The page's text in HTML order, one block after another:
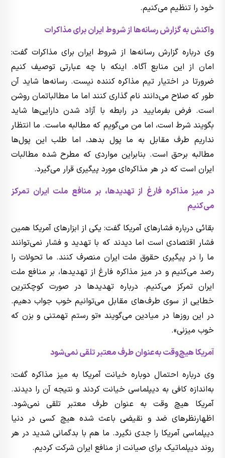
خود را تنظیم می‌کنیم.
واکنش به گزارش رسانه‌ها از شروط ایران برای مذاکرات
وی درباره گزارش رسانه‌ها از شروط ایران برای مذاکرات گفت:
امان از این منابع آگاه. اینکه با چه عبارتی توصیف کنیم
ضرورتا در اختیار تیم مذاکره کننده نیست. رسانه‌ها شاید آن
طور که صلاح می‌دانند نام گذاری کنند اما ما مطالباتمان روشن
است. فرض بفرمایید در رابطه با آزاد شدن دارایی‌ها شاید
بگویند شرط است، اما من می‌گویم که مطالبه ماست. ما انتظار
نداریم طرف مقابل به ما پول بدهد، اما طلب این پول‌ها
مطالبه برحق است. بنابراین مواردی که مطرح شده مطالبات
ایران است که در هر مذاکره‌ای مورد پیگیری قرار می‌گیرد.
در میز مذاکره فارغ از تهدیدها، بر منافع ملت ایران تمرکز
می‌کنیم
بقائی درباره فشارهای آمریکا گفت: یکی از ابزارهای آمریکا همین
فشار اقتصادی است اما دیدند که با تهدید و فشار نمی‌توانند
ما را در پیگیری حقوق ملت ایران منصرف کنند. ما تحولات را
رصد می‌کنیم و در میز مذاکره فارغ از تهدیدها، بر منافع ملت
ایران تمرکز می‌کنیم. درباره تهدیدها در صورت کوچکترین
خطایی از سوی طرف‌های مقابل می‌توانیم خوب جواب دهیم.
در این روزها در میادین می‌گویند «تو رستم تهمتنی و بزن که
خوب میزنی».
آمریکا هیچ‌وقت به‌عنوان طرف معتبر تلقی نمی‌شود
وی درباره احتمال دوباره خیانت آمریکا به میز مذاکره گفت:
به‌اندازه کافی به دیپلماسی خیانت کردند و نتیجه آن را دیدند.
آمریکا هیچ وقت به عنوان طرف معتبر تلقی نمی‌شود.
اظهارنظرهای ضد و نقیضی باعث شده هیچ کسی در دنیا
دیپلماسی آمریکا را جدی نگیرد. ما هم با بدگمانی شدید در هر
روند دیپلماتیک برای صیانت از منافع ایران شرکت کردیم.